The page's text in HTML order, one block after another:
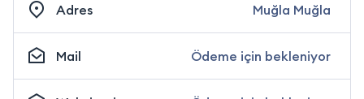
Adres Muğla Muğla
Mail Ödeme için bekleniyor